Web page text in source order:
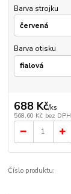
Barva strojku
Barva otisku
688 Kč/ks
568,60 Kč bez DPH
Číslo produktu: